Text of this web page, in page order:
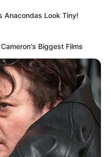
Anacondas Look Tiny!
Biggest Films